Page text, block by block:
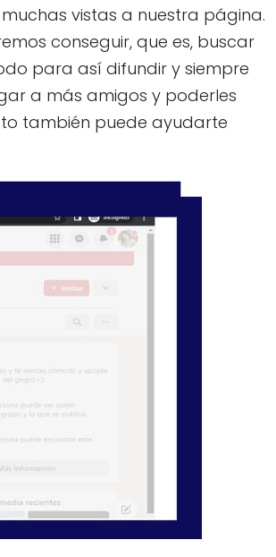
vistas a nuestra página.
conseguir, que es, buscar
para así difundir y siempre
a más amigos y poderles
también puede ayudarte